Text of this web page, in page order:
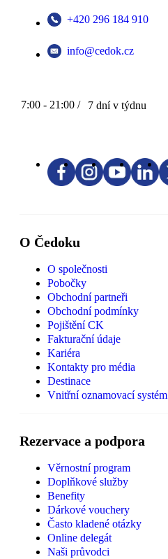
+420 296 184 910
info@cedok.cz
7:00 - 21:00 / 7 dní v týdnu
O Čedoku
O společnosti
Pobočky
Obchodní partneři
Obchodní podmínky
Pojištění CK
Fakturační údaje
Kariéra
Kontakty pro média
Destinace
Vnitřní oznamovací systém
Rezervace a podpora
Věrnostní program
Doplňkové služby
Benefity
Dárkové vouchery
Často kladené otázky
Online delegát
Naši průvodci